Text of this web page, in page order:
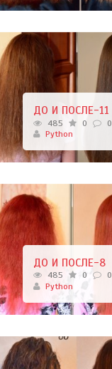
ДО И ПОСЛЕ-11
485 0
0
Python
ДО И ПОСЛЕ-8
485 0
0
Python